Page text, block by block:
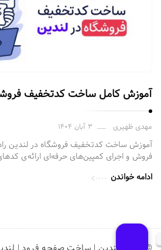
آموزش کامل ساخت کدتخفیف
مهدی ظهیری ۳ آبان ۱۴۰۴
آموزش ساخت کدتخفیف فروشگاه در لندین
فروش و اجرای کمپین‌های حرفه‌ای ارائه‌ی
ادامه خواندن